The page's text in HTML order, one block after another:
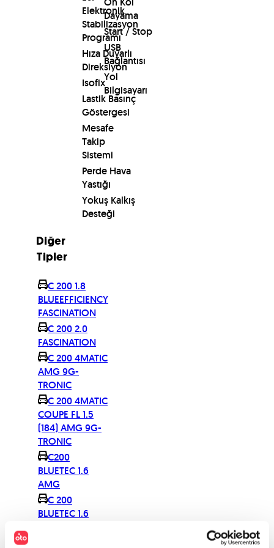
Elektronik
Stabilizasyon
Programı
Hıza Duyarlı
Direksiyon
Isofix
Lastik Basınç
Göstergesi
Mesafe
Takip
Sistemi
Perde Hava
Yastığı
Yokuş Kalkış
Desteği
Dayama
Start / Stop
USB
Bağlantısı
Yol
Bilgisayarı
Diğer
Tipler
C 200 1.8
BLUEEFFICIENCY
FASCINATION
C 200 2.0
FASCINATION
C 200 4MATIC
AMG 9G-
TRONIC
C 200 4MATIC
COUPE FL 1.5
(184) AMG 9G-
TRONIC
C200
BLUETEC 1.6
AMG
C 200
BLUETEC 1.6